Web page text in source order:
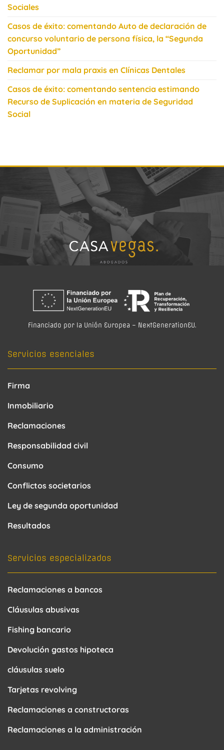
Sociales
Casos de éxito: comentando Auto de declaración de
concurso voluntario de persona física, la “Segunda
Oportunidad”
Reclamar por mala praxis en Clínicas Dentales
Casos de éxito: comentando sentencia estimando
Recurso de Suplicación en materia de Seguridad
Social
Financiado por la Unión Europea – NextGenerationEU.
Servicios esenciales
Firma
Inmobiliario
Reclamaciones
Responsabilidad civil
Consumo
Conflictos societarios
Ley de segunda oportunidad
Resultados
Servicios especializados
Reclamaciones a bancos
Cláusulas abusivas
Fishing bancario
Devolución gastos hipoteca
cláusulas suelo
Tarjetas revolving
Reclamaciones a constructoras
Reclamaciones a la administración